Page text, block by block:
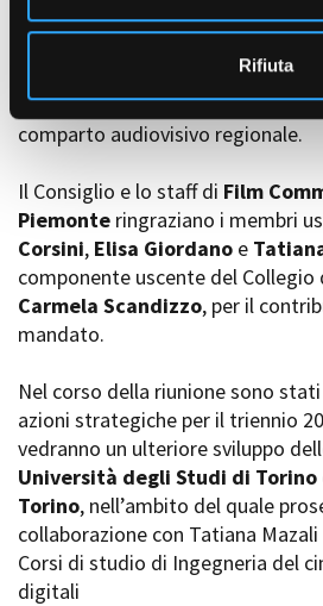
Rifiuta
, a garanzia di
visione coerente con gli obiettivi
comparto audiovisivo regionale.
Il Consiglio e lo staff di Film
Piemonte ringraziano i membri
Corsini, Elisa Giordano e
componente uscente del Collegio
Carmela Scandizzo, per il
mandato.
Nel corso della riunione sono
azioni strategiche per il triennio
vedranno un ulteriore sviluppo
Università degli Studi di
Torino, nell’ambito del quale
collaborazione con Tatiana
Corsi di studio di Ingegneria del
digitali